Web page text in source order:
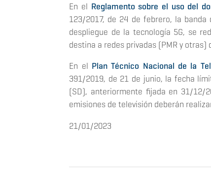
En el Reglamento sobre el uso del
123/2017, de 24 de febrero, la banda
despliegue de la tecnología 5G, se
destina a redes privadas (PMR y
En el Plan Técnico Nacional de la
391/2019, de 21 de junio, la fecha
(SD), anteriormente fijada en 31/
emisiones de televisión deberán
21/01/2023